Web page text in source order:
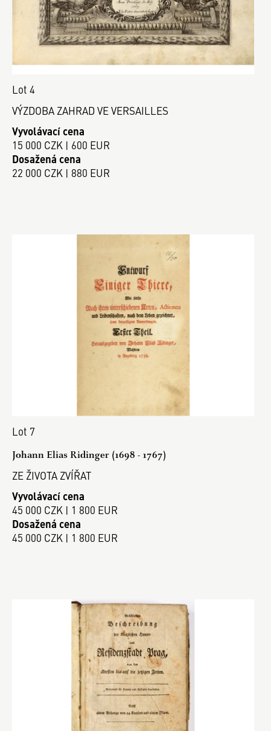
Lot 4
VÝZDOBA ZAHRAD VE VERSAILLES
Vyvolávací cena
15 000 CZK | 600 EUR
Dosažená cena
22 000 CZK | 880 EUR
Lot 7
Johann Elias Ridinger (1698 - 1767)
ZE ŽIVOTA ZVÍŘAT
Vyvolávací cena
45 000 CZK | 1 800 EUR
Dosažená cena
45 000 CZK | 1 800 EUR